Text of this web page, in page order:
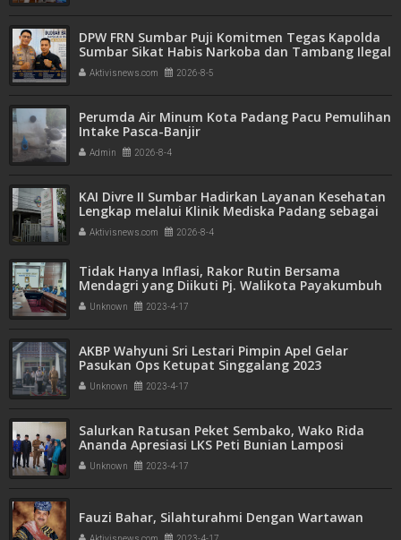
DPW FRN Sumbar Puji Komitmen Tegas Kapolda
Sumbar Sikat Habis Narkoba dan Tambang Ilegal
Aktivisnews.com 2026-8-5
Perumda Air Minum Kota Padang Pacu Pemulihan
Intake Pasca-Banjir
Admin 2026-8-4
KAI Divre II Sumbar Hadirkan Layanan Kesehatan
Lengkap melalui Klinik Mediska Padang sebagai
Fasilitas Kesehatan Tingkat Pertama (FKTP)
Aktivisnews.com 2026-8-4
Tidak Hanya Inflasi, Rakor Rutin Bersama
Mendagri yang Diikuti Pj. Walikota Payakumbuh
Kali Ini Turut Sosialisasikan RUU Kesehatan
Unknown 2023-4-17
AKBP Wahyuni Sri Lestari Pimpin Apel Gelar
Pasukan Ops Ketupat Singgalang 2023
Unknown 2023-4-17
Salurkan Ratusan Peket Sembako, Wako Rida
Ananda Apresiasi LKS Peti Bunian Lamposi
Unknown 2023-4-17
Fauzi Bahar, Silahturahmi Dengan Wartawan